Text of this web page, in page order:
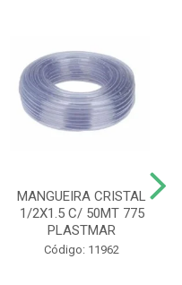
MANGUEIRA CRISTAL
1/2X1.5 C/ 50MT 775
PLASTMAR
Código: 11962